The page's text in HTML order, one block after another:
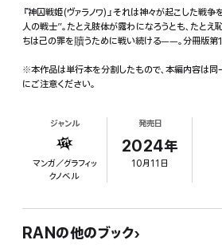
『神囚戦姫(ヴァラノワ)』それは神々が起こした戦争
人の戦士”。たとえ肢体が露わになろうとも、たとえ
ちは己の罪を贖うために戦い続ける――。分冊版第
※本作品は単行本を分割したもので、本編内容は同
にご注意ください。
ジャンル
マンガ／グラフィッ
クノベル
発売日
2024年
10月11日
RANの他のブック